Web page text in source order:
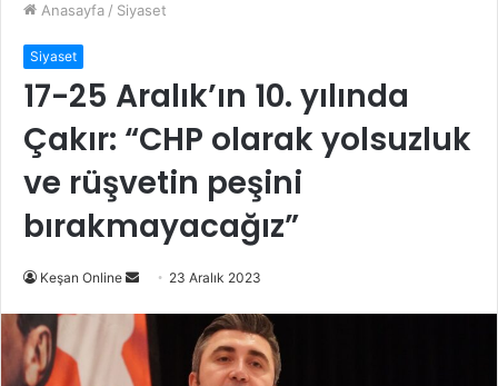
Anasayfa / Siyaset
Siyaset
17-25 Aralık’ın 10. yılında
Çakır: “CHP olarak yolsuzluk
ve rüşvetin peşini
bırakmayacağız”
Keşan Online
Bir
posta
göndermek
23 Aralık 2023